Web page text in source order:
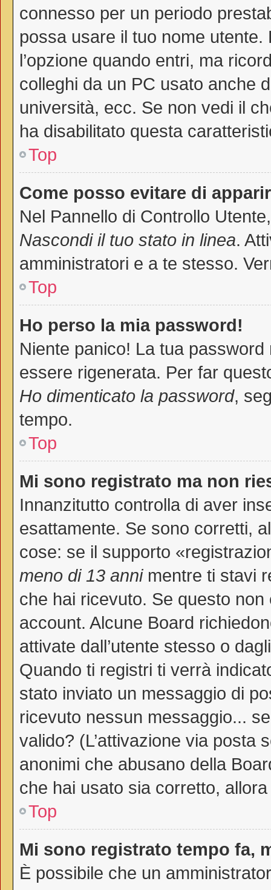
connesso per un periodo
possa usare il tuo nome
l’opzione quando entri, ma
colleghi da un PC usato anche
università, ecc. Se non vedi il
ha disabilitato questa
Top
Come posso evitare di
Nel Pannello di Controllo
Nascondi il tuo stato in linea.
amministratori e a te stesso.
Top
Ho perso la mia password!
Niente panico! La tua
essere rigenerata. Per far
Ho dimenticato la password,
tempo.
Top
Mi sono registrato ma non
Innanzitutto controlla di aver
esattamente. Se sono corretti,
cose: se il supporto
meno di 13 annimentre ti stavi
che hai ricevuto. Se questo
account. Alcune Board
attivate dall’utente stesso o
Quando ti registri ti verrà
stato inviato un messaggio di
ricevuto nessun messaggio...
valido? (L’attivazione via posta
anonimi che abusano della
che hai usato sia corretto,
Top
Mi sono registrato tempo fa,
È possibile che un